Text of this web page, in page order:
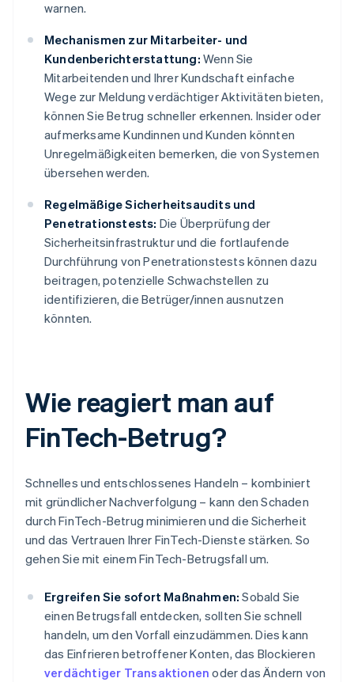
warnen.
Mechanismen zur Mitarbeiter- und
Kundenberichterstattung: Wenn Sie
Mitarbeitenden und Ihrer Kundschaft einfache
Wege zur Meldung verdächtiger Aktivitäten bieten,
können Sie Betrug schneller erkennen. Insider oder
aufmerksame Kundinnen und Kunden könnten
Unregelmäßigkeiten bemerken, die von Systemen
übersehen werden.
Regelmäßige Sicherheitsaudits und
Penetrationstests: Die Überprüfung der
Sicherheitsinfrastruktur und die fortlaufende
Durchführung von Penetrationstests können dazu
beitragen, potenzielle Schwachstellen zu
identifizieren, die Betrüger/innen ausnutzen
könnten.
Wie reagiert man auf
FinTech-Betrug?
Schnelles und entschlossenes Handeln – kombiniert
mit gründlicher Nachverfolgung – kann den Schaden
durch FinTech-Betrug minimieren und die Sicherheit
und das Vertrauen Ihrer FinTech-Dienste stärken. So
gehen Sie mit einem FinTech-Betrugsfall um.
Ergreifen Sie sofort Maßnahmen: Sobald Sie
einen Betrugsfall entdecken, sollten Sie schnell
handeln, um den Vorfall einzudämmen. Dies kann
das Einfrieren betroffener Konten, das Blockieren
verdächtiger Transaktionen oder das Ändern von